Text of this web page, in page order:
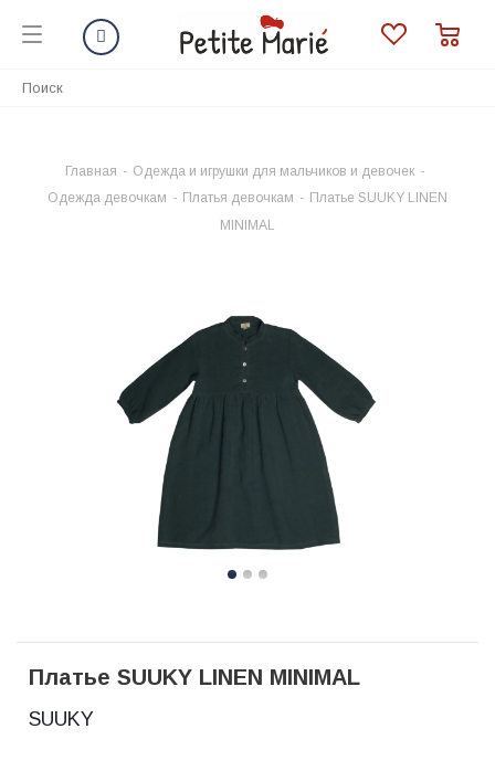
Главная - Одежда и игрушки для мальчиков и девочек -
Одежда девочкам - Платья девочкам - Платье SUUKY LINEN
MINIMAL
Платье SUUKY LINEN MINIMAL
SUUKY